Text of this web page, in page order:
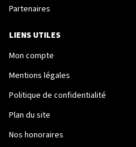
Partenaires
LIENS UTILES
Mon compte
Mentions légales
Politique de confidentialité
Plan du site
Nos honoraires